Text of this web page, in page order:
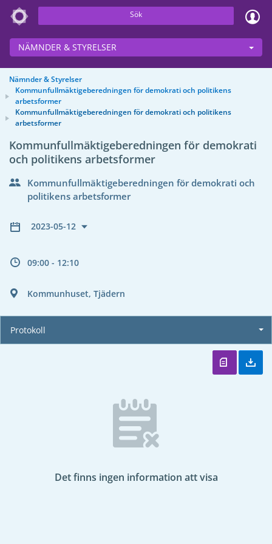
Sök
NÄMNDER & STYRELSER
Nämnder & Styrelser
Kommunfullmäktigeberedningen för demokrati och politikens
arbetsformer
Kommunfullmäktigeberedningen för demokrati och politikens
arbetsformer
Kommunfullmäktigeberedningen för demokrati
och politikens arbetsformer
Kommunfullmäktigeberedningen för demokrati och
politikens arbetsformer
2023-05-12
09:00 - 12:10
Kommunhuset, Tjädern
Protokoll
Det finns ingen information att visa